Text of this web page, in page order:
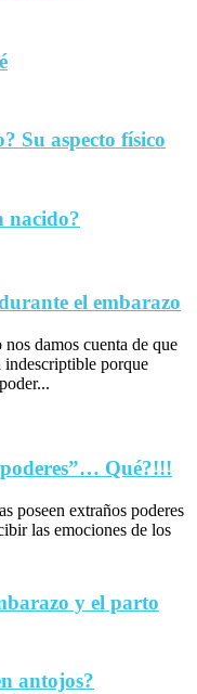
Su aspecto físico
nacido?
el embarazo
damos cuenta de que
indescriptible porque
Qué?!!!
poseen extraños poderes
las emociones de los
y el parto
antojos?